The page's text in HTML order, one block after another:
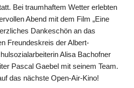
Bei traumhaftem Wetter erlebten
Abend mit dem Film „Eine
Dankeschön an das
Freundeskreis der Albert-
Alisa Bachofner
Pascal Gaebel mit seinem Team.
das nächste Open-Air-Kino!